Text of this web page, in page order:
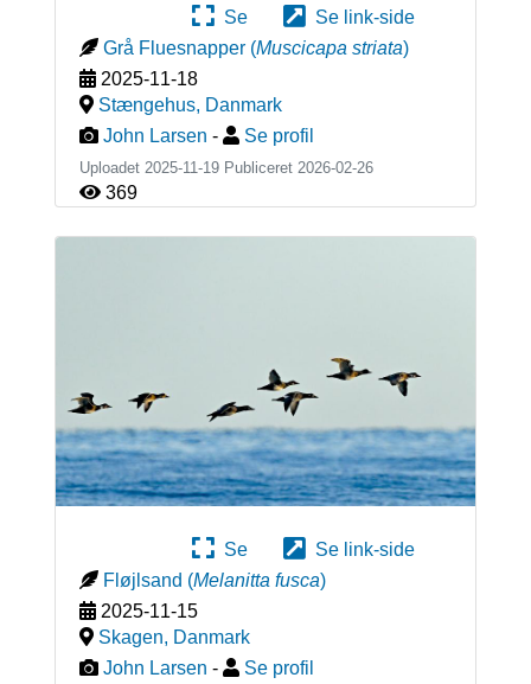
Se
Se link-side
Grå Fluesnapper (Muscicapa striata)
2025-11-18
Stængehus, Danmark
John Larsen - Se profil
Uploadet 2025-11-19 Publiceret 2026-02-26
369
Se
Se link-side
Fløjlsand (Melanitta fusca)
2025-11-15
Skagen, Danmark
John Larsen - Se profil